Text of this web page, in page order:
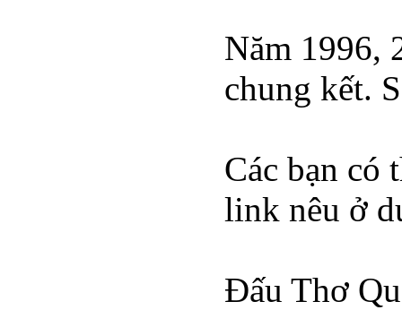
Năm 1996,
chung kết.
Các bạn có
link nêu ở
Đấu Thơ